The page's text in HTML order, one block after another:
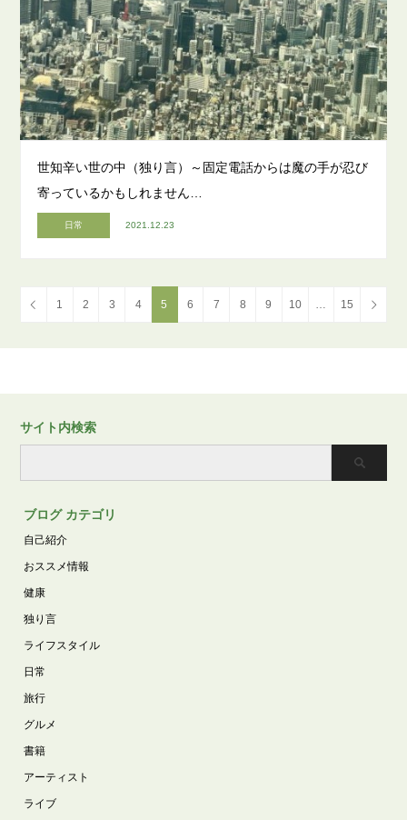
世知辛い世の中（独り言）～固定電話からは魔の手が忍び
寄っているかもしれません…
日常 2021.12.23
1 2 3 4 5 6 7 8 9 10 … 15
サイト内検索
ブログ カテゴリ
自己紹介
おススメ情報
健康
独り言
ライフスタイル
日常
旅行
グルメ
書籍
アーティスト
ライブ